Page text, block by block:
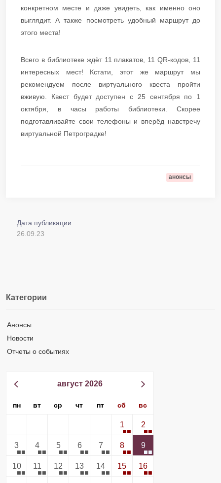
конкретном месте и даже увидеть, как именно оно
выглядит. А также посмотреть удобный маршрут до
этого места!
Всего в библиотеке ждёт 11 плакатов, 11 QR-кодов, 11
интересных мест! Кстати, этот же маршрут мы
рекомендуем после виртуального квеста пройти
вживую. Квест будет доступен с 25 сентября по 1
октября, в часы работы библиотеки. Скорее
подготавливайте свои телефоны и вперёд навстречу
виртуальной Петроградке!
анонсы
Дата публикации
26.09.23
Категории
Анонсы
Новости
Отчеты о событиях
август 2026
пн вт ср чт пт сб вс
1 2
3 4 5 6 7 8 9
10 11 12 13 14 15 16